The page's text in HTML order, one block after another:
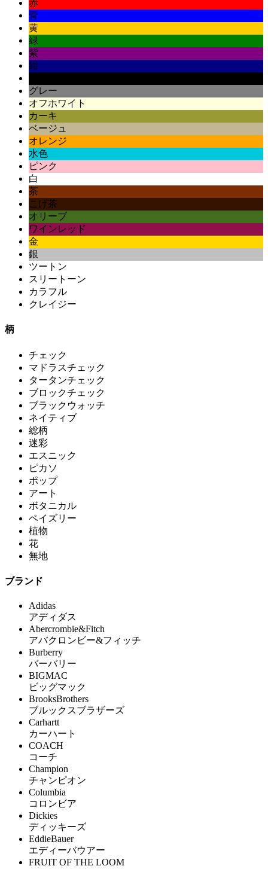
赤
青
黄
緑
紫
紺
グレー
オフホワイト
カーキ
ベージュ
オレンジ
水色
ピンク
白
茶
こげ茶
オリーブ
ワインレッド
金
銀
ツートン
スリートーン
カラフル
クレイジー
柄
チェック
マドラスチェック
タータンチェック
ブロックチェック
ブラックウォッチ
ネイティブ
総柄
迷彩
エスニック
ピカソ
ポップ
アート
ボタニカル
ペイズリー
植物
花
無地
ブランド
Adidas
アディダス
Abercrombie&Fitch
アバクロンビー&フィッチ
Burberry
バーバリー
BIGMAC
ビッグマック
BrooksBrothers
ブルックスブラザーズ
Carhartt
カーハート
COACH
コーチ
Champion
チャンピオン
Columbia
コロンビア
Dickies
ディッキーズ
EddieBauer
エディーバウアー
FRUIT OF THE LOOM